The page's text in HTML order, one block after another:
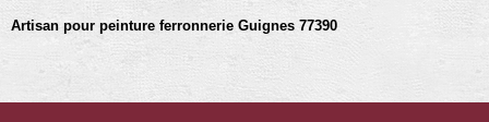
Artisan pour peinture ferronnerie Guignes 77390